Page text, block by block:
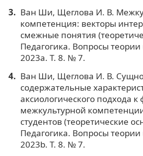
Ван Ши, Щеглова И. В.
компетенция: векторы
смежные понятия
Педагогика. Вопросы
2023a. Т. 8. № 7.
Ван Ши, Щеглова И. В.
содержательные
аксиологического подхода
межкультурной
студентов (теоретические
Педагогика. Вопросы
2023b. Т. 8. № 7.